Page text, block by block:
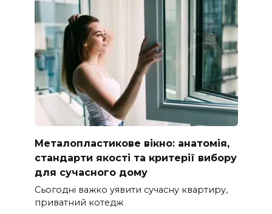
Металопластикове вікно: анатомія,
стандарти якості та критерії вибору
для сучасного дому
Сьогодні важко уявити сучасну квартиру,
приватний котедж